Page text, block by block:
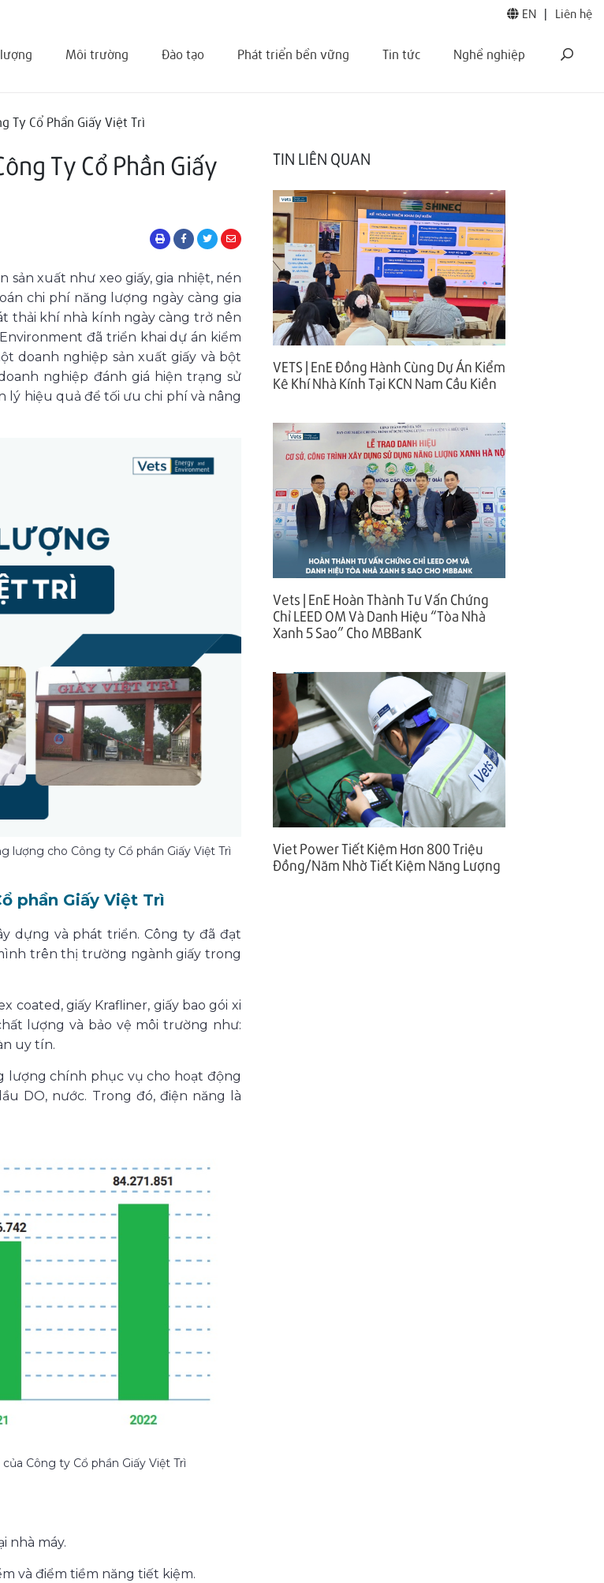
EN | Liên hệ
Môi trường Đào tạo Phát triển bền vững Tin tức Nghề nghiệp
Ty Cổ Phần Giấy Việt Trì
Ty Cổ Phần Giấy
xuất như xeo giấy, gia nhiệt, nén
chi phí năng lượng ngày càng gia
thải khí nhà kính ngày càng trở nên
đã triển khai dự án kiểm
doanh nghiệp sản xuất giấy và bột
nghiệp đánh giá hiện trạng sử
lý hiệu quả để tối ưu chi phí và nâng
lượng cho Công ty Cổ phần Giấy Việt Trì
phần Giấy Việt Trì
dựng và phát triển. Công ty đã đạt
trên thị trường ngành giấy trong
coated, giấy Krafliner, giấy bao gói xi
lượng và bảo vệ môi trường như:
uy tín.
lượng chính phục vụ cho hoạt động
DO, nước. Trong đó, điện năng là
Công ty Cổ phần Giấy Việt Trì
nhà máy.
và điểm tiềm năng tiết kiệm.
TIN LIÊN QUAN
VETS | EnE Đồng Hành Cùng Dự Án Kiểm
Kê Khí Nhà Kính Tại KCN Nam Cầu Kiền
Vets | EnE Hoàn Thành Tư Vấn Chứng
Chỉ LEED OM Và Danh Hiệu “Tòa Nhà
Xanh 5 Sao” Cho MBBanK
Viet Power Tiết Kiệm Hơn 800 Triệu
Đồng/Năm Nhờ Tiết Kiệm Năng Lượng